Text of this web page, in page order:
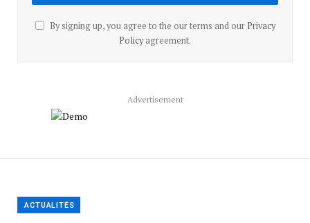
By signing up, you agree to the our terms and our Privacy
Policyagreement.
Advertisement
ACTUALITÉS